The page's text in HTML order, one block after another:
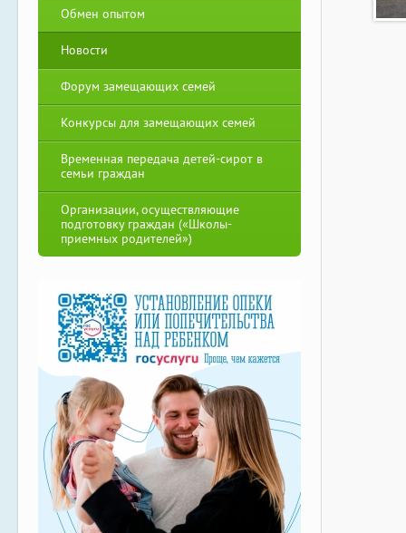
Обмен опытом
Новости
Форум замещающих семей
Конкурсы для замещающих семей
Временная передача детей-сирот в
семьи граждан
Организации, осуществляющие
подготовку граждан («Школы-
приемных родителей»)